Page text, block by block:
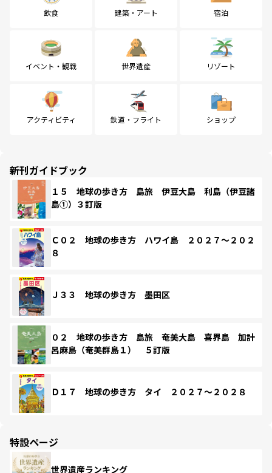
飲食 建築・アート 宿泊
イベント・観戦 世界遺産 リゾート
アクティビティ 鉄道・フライト ショップ
新刊ガイドブック
１５ 地球の歩き方 島旅 伊豆大島 利島（伊豆諸
島①）３訂版
Ｃ０２ 地球の歩き方 ハワイ島 ２０２７～２０２
８
Ｊ３３ 地球の歩き方 墨田区
０２ 地球の歩き方 島旅 奄美大島 喜界島 加計
呂麻島（奄美群島１） ５訂版
Ｄ１７ 地球の歩き方 タイ ２０２７～２０２８
特設ページ
世界遺産ランキング